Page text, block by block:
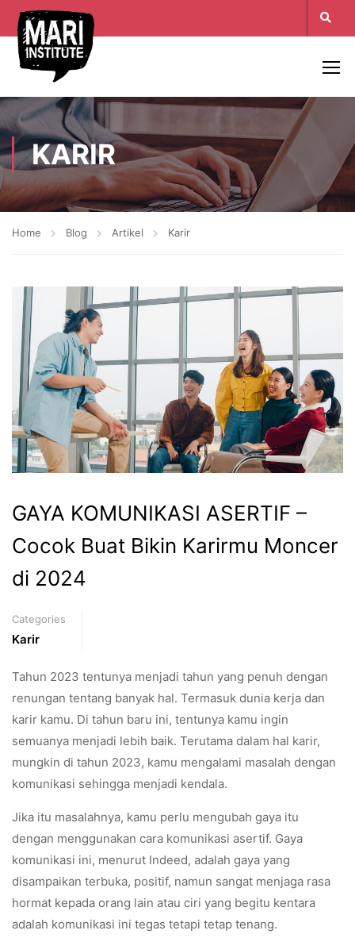
KARIR
Home Blog Artikel Karir
GAYA KOMUNIKASI ASERTIF –
Cocok Buat Bikin Karirmu Moncer
di 2024
Categories
Karir
Tahun 2023 tentunya menjadi tahun yang penuh dengan
renungan tentang banyak hal. Termasuk dunia kerja dan
karir kamu. Di tahun baru ini, tentunya kamu ingin
semuanya menjadi lebih baik. Terutama dalam hal karir,
mungkin di tahun 2023, kamu mengalami masalah dengan
komunikasi sehingga menjadi kendala.
Jika itu masalahnya, kamu perlu mengubah gaya itu
dengan menggunakan cara komunikasi asertif. Gaya
komunikasi ini, menurut Indeed, adalah gaya yang
disampaikan terbuka, positif, namun sangat menjaga rasa
hormat kepada orang lain atau ciri yang begitu kentara
adalah komunikasi ini tegas tetapi tetap tenang.